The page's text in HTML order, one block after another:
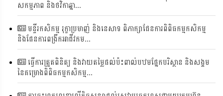
សកម្មភាព និងថវិកាឆ្នា...
មន្ទីរកសិកម្ម រុក្ខាប្រមាញ់ និងនេសាទ ពិភាក្សាផែនការពិពិធកម្មកសិកម្ម
និងផែនការពង្រីកអាជីវកម...
ធ្វើការត្រួតពិនិត្យ និងវាយតម្លៃផល់ប៉ះពាល់បឋមផ្នែកបរិស្ថាន និងសង្គម
នៃគម្រោងពិពិធកម្មកសិកម្ម...